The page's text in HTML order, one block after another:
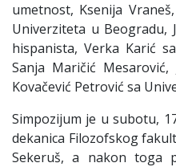
umetnost, Ksenija
Univerziteta u Beogradu,
hispanista, Verka Karić
Sanja Maričić
Kovačević Petrović sa
Simpozijum je u subotu,
dekanica Filozofskog
Sekeruš, a nakon toga